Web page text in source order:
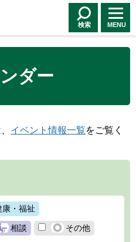
検索 MENU
ダー
イベント情報一覧をご覧く
康・福祉
相談 その他